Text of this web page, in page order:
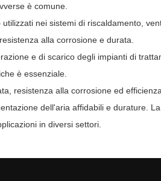
è comune.
nei sistemi di riscaldamento,
alla corrosione e durata.
e di scarico degli impianti di
è essenziale.
resistenza alla corrosione ed
dell'aria affidabili e durature.
in diversi settori.